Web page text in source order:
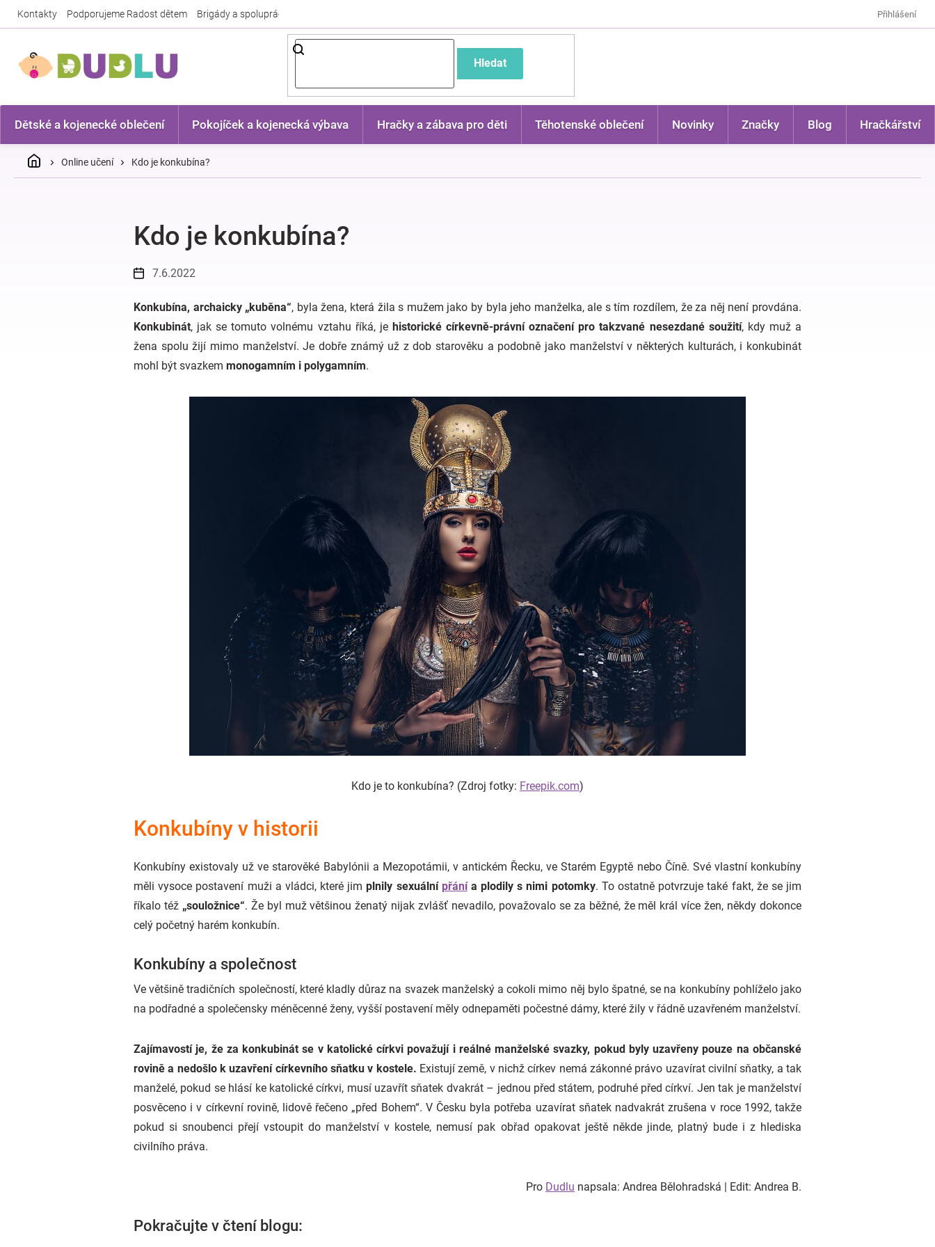
Kontakty Podporujeme Radost dětem Brigády a spolupráce Přihlášení
Hledat
Dětské a kojenecké oblečení Pokojíček a kojenecká výbava Hračky a zábava pro děti Těhotenské oblečení Novinky Značky Blog Hračkářství
DomůOnline učení Kdo je konkubína?
Kdo je konkubína?
7.6.2022
Konkubína, archaicky „kuběna“, byla žena, která žila s mužem jako by byla jeho manželka, ale s tím rozdílem, že za něj není provdána.
Konkubinát, jak se tomuto volnému vztahu říká, je historické církevně-právní označení pro takzvané nesezdané soužití, kdy muž a
žena spolu žijí mimo manželství. Je dobře známý už z dob starověku a podobně jako manželství v některých kulturách, i konkubinát
mohl být svazkem monogamním i polygamním.
Kdo je to konkubína? (Zdroj fotky: Freepik.com)
Konkubíny v historii
Konkubíny existovaly už ve starověké Babylónii a Mezopotámii, v antickém Řecku, ve Starém Egyptě nebo Číně. Své vlastní konkubíny
měli vysoce postavení muži a vládci, které jimplnily sexuální přánía plodily s nimi potomky. To ostatně potvrzuje také fakt, že se jim
říkalo též„souložnice“. Že byl muž většinou ženatý nijak zvlášť nevadilo, považovalo se za běžné, že měl král více žen, někdy dokonce
celý početný harém konkubín.
Konkubíny a společnost
Ve většině tradičních společností, které kladly důraz na svazek manželský a cokoli mimo něj bylo špatné, se na konkubíny pohlíželo jako
na podřadné a společensky méněcenné ženy, vyšší postavení měly odnepaměti počestné dámy, které žily v řádně uzavřeném manželství.
Zajímavostí je, že za konkubinát se v katolické církvi považují i reálné manželské svazky, pokud byly uzavřeny pouze na občanské
rovině a nedošlo k uzavření církevního sňatku v kostele. Existují země, v nichž církev nemá zákonné právo uzavírat civilní sňatky, a tak
manželé, pokud se hlásí ke katolické církvi, musí uzavřít sňatek dvakrát – jednou před státem, podruhé před církví. Jen tak je manželství
posvěceno i v církevní rovině, lidově řečeno „před Bohem“. V Česku byla potřeba uzavírat sňatek nadvakrát zrušena v roce 1992, takže
pokud si snoubenci přejí vstoupit do manželství v kostele, nemusí pak obřad opakovat ještě někde jinde, platný bude i z hlediska
civilního práva.
Pro Dudlu napsala: Andrea Bělohradská | Edit: Andrea B.
Pokračujte v čtení blogu: